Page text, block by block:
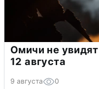
Омичи не
12 августа
9 августа 0